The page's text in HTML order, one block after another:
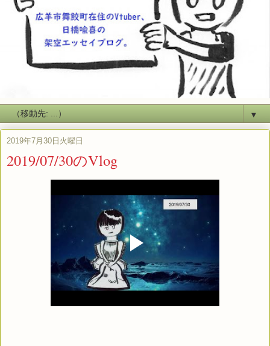
▼
2019年7月30日火曜日
2019/07/30のVlog